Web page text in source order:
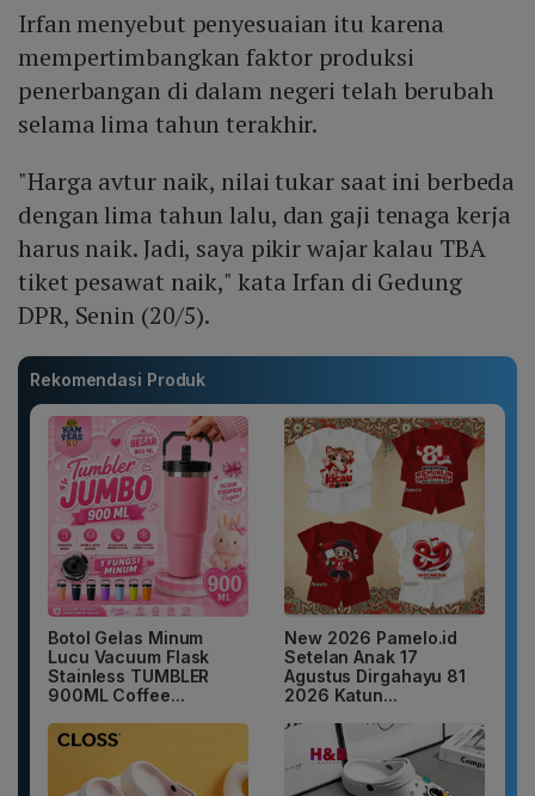
Irfan menyebut penyesuaian itu karena
mempertimbangkan faktor produksi
penerbangan di dalam negeri telah berubah
selama lima tahun terakhir.
"Harga avtur naik, nilai tukar saat ini berbeda
dengan lima tahun lalu, dan gaji tenaga kerja
harus naik. Jadi, saya pikir wajar kalau TBA
tiket pesawat naik," kata Irfan di Gedung
DPR, Senin (20/5).
Rekomendasi Produk
Botol Gelas Minum
Lucu Vacuum Flask
Stainless TUMBLER
900ML Coffee...
New 2026 Pamelo.id
Setelan Anak 17
Agustus Dirgahayu 81
2026 Katun...